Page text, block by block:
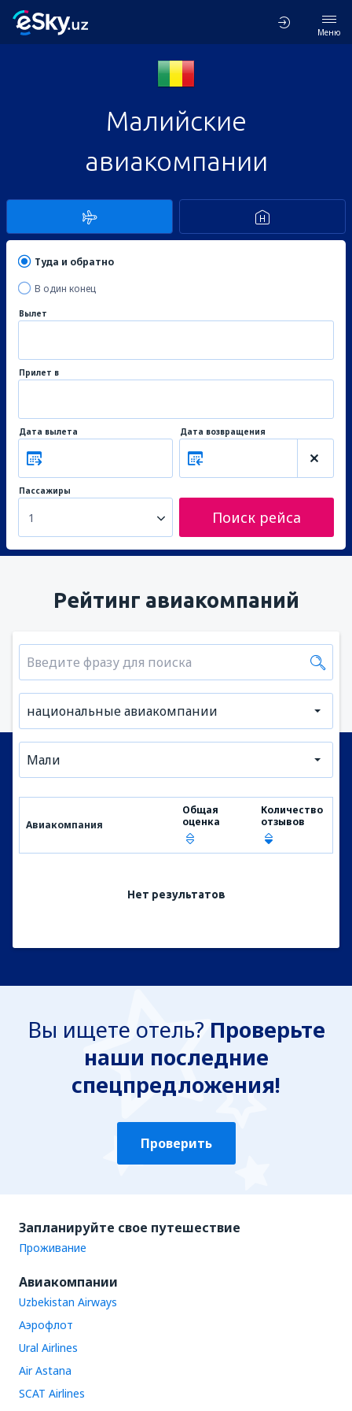
Меню
Малийские
авиакомпании
Туда и обратно
В один конец
Вылет
Прилет в
Дата вылета Дата возвращения
Пассажиры
1 Поиск рейса
Рейтинг авиакомпаний
национальные авиакомпании
Мали
Авиакомпания
Общая
оценка
Количество
отзывов
Нет результатов
Вы ищете отель? Проверьте
наши последние
спецпредложения!
Проверить
Запланируйте свое путешествие
Проживание
Авиакомпании
Uzbekistan Airways
Аэрофлот
Ural Airlines
Air Astana
SCAT Airlines